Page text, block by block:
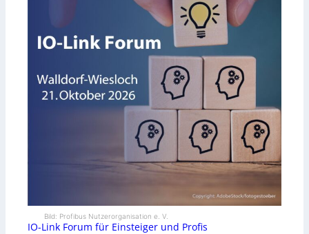
Bild: Profibus Nutzerorganisation e. V.
IO-Link Forum für Einsteiger und Profis